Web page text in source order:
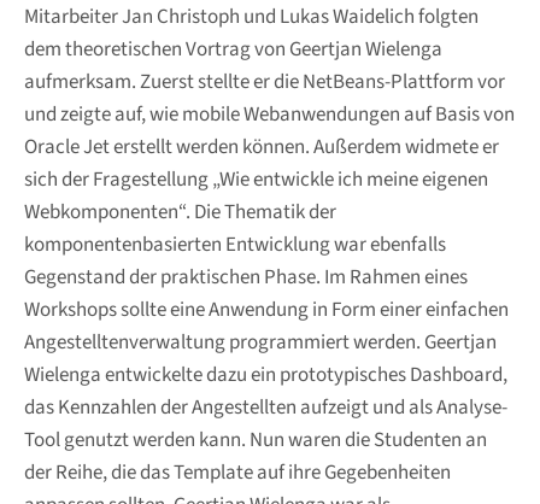
Mitarbeiter Jan Christoph und Lukas Waidelich folgten
dem theoretischen Vortrag von Geertjan Wielenga
aufmerksam. Zuerst stellte er die NetBeans-Plattform vor
und zeigte auf, wie mobile Webanwendungen auf Basis von
Oracle Jet erstellt werden können. Außerdem widmete er
sich der Fragestellung „Wie entwickle ich meine eigenen
Webkomponenten“. Die Thematik der
komponentenbasierten Entwicklung war ebenfalls
Gegenstand der praktischen Phase. Im Rahmen eines
Workshops sollte eine Anwendung in Form einer einfachen
Angestelltenverwaltung programmiert werden. Geertjan
Wielenga entwickelte dazu ein prototypisches Dashboard,
das Kennzahlen der Angestellten aufzeigt und als Analyse-
Tool genutzt werden kann. Nun waren die Studenten an
der Reihe, die das Template auf ihre Gegebenheiten